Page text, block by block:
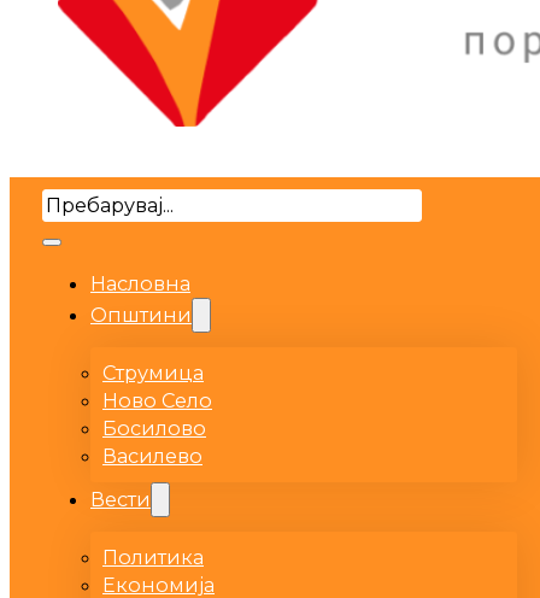
Search
Насловна
Општини
Струмица
Ново Село
Босилово
Василево
Вести
Политика
Економија